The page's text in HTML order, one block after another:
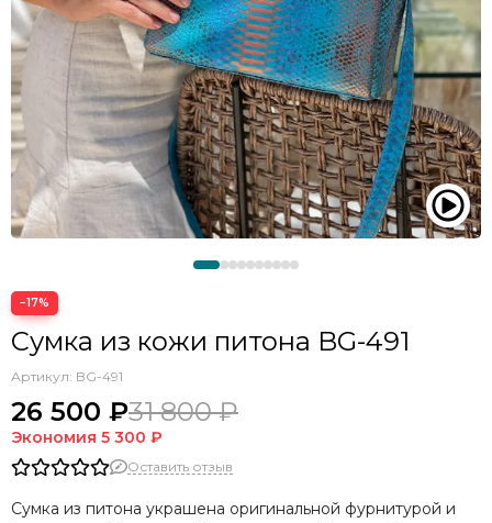
−17%
Сумка из кожи питона BG-491
Артикул: BG-491
26 500 ₽31 800 ₽
Экономия 5 300 ₽
Оставить отзыв
Сумка из питона украшена оригинальной фурнитурой и